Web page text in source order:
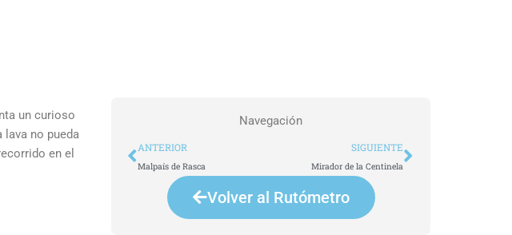
un curioso
no pueda
en el
Navegación
Ant
ANTERIOR
Malpaís de Rasca
SIGUIENTE
Mirador de la Centinela
Siguiente
Volver al Rutómetro